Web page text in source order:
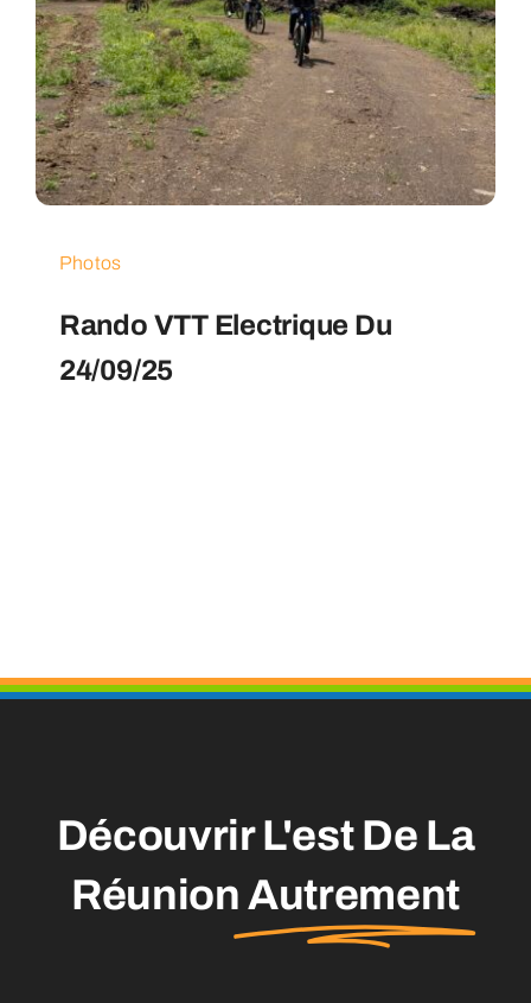
Photos
Rando VTT Electrique Du
24/09/25
Découvrir L'est De La
Réunion Autrement